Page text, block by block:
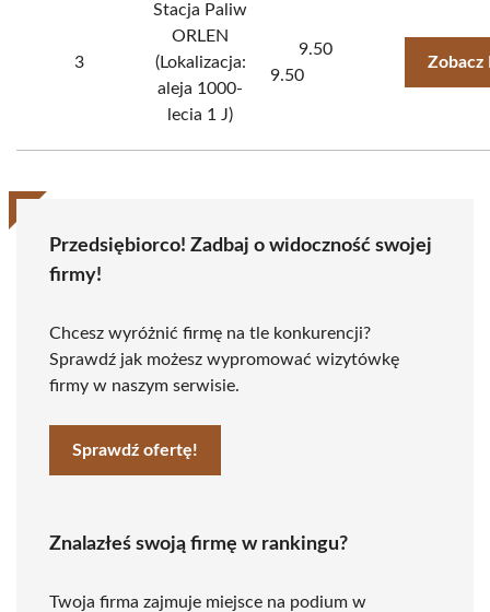
3
Stacja Paliw
ORLEN
(Lokalizacja:
aleja 1000-
lecia 1 J)
9.50
9.50
Zobacz
Przedsiębiorco! Zadbaj o widoczność swojej
firmy!
Chcesz wyróżnić firmę na tle konkurencji?
Sprawdź jak możesz wypromować wizytówkę
firmy w naszym serwisie.
Sprawdź ofertę!
Znalazłeś swoją firmę w rankingu?
Twoja firma zajmuje miejsce na podium w